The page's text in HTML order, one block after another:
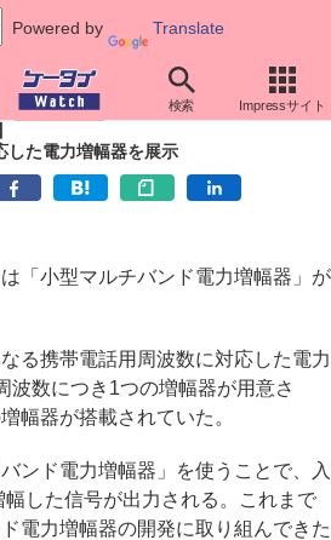
Powered by Translate
検索 Impressサイト
WIRELESS JAPAN
した電力増幅器を展示
「小型マルチバンド電力増幅器」が
る携帯電話用周波数に対応した電力
波数につき1つの増幅器が用意さ
幅器が搭載されていた。
ンド電力増幅器」を使うことで、入
した信号が出力される。これまで
電力増幅器の開発に取り組んできた